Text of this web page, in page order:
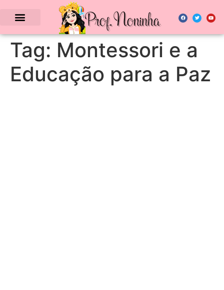
Tag: Montessori e a
Educação para a Paz